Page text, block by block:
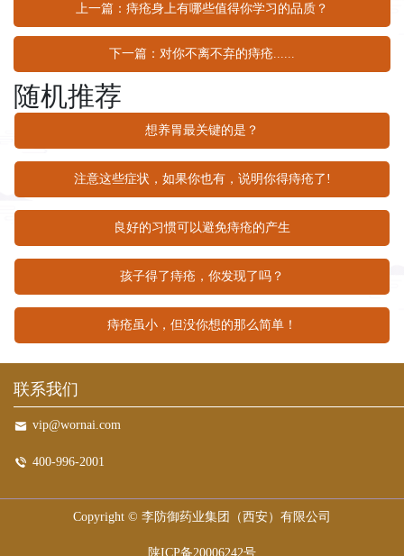
上一篇：痔疮身上有哪些值得你学习的品质？
下一篇：对你不离不弃的痔疮......
随机推荐
想养胃最关键的是？
注意这些症状，如果你也有，说明你得痔疮了!
良好的习惯可以避免痔疮的产生
孩子得了痔疮，你发现了吗？
痔疮虽小，但没你想的那么简单！
联系我们
vip@wornai.com
400-996-2001
Copyright © 李防御药业集团（西安）有限公司
陕ICP备20006242号